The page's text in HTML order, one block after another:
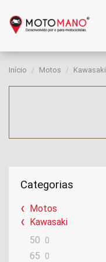
Início Motos Kawasaki
Categorias
Motos
Kawasaki
50
0
65 0